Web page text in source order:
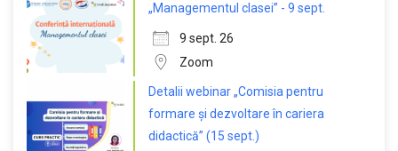
„Managementul clasei” - 9 sept.
9 sept. 26
Zoom
Detalii webinar „Comisia pentru
formare și dezvoltare în cariera
didactică” (15 sept.)